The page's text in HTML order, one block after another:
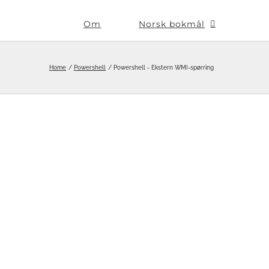
Om Norsk bokmål
Home Powershell Powershell - Ekstern WMI-spørring